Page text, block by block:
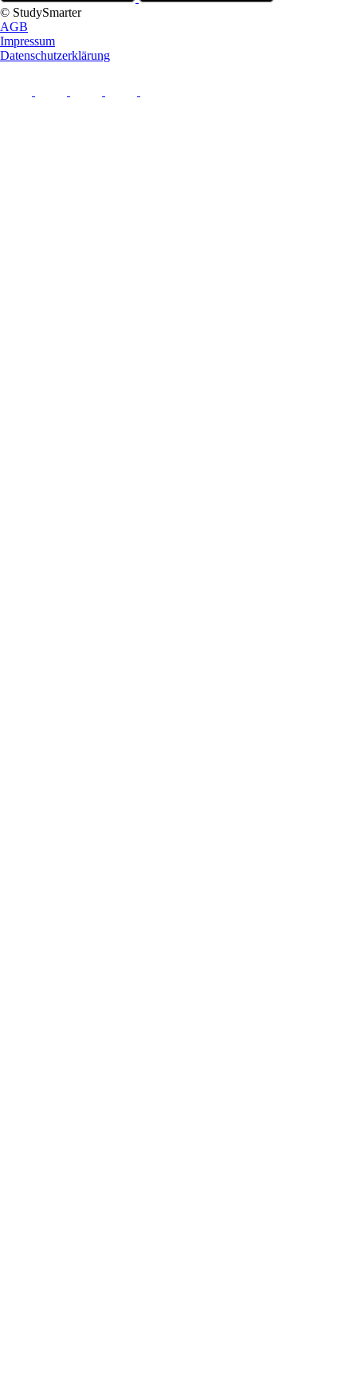
© StudySmarter
AGB
Impressum
Datenschutzerklärung